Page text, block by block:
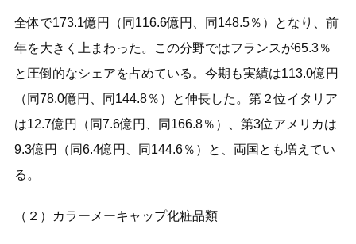
全体で173.1億円（同116.6億円、同148.5％）となり、前
年を大きく上まわった。この分野ではフランスが65.3％
と圧倒的なシェアを占めている。今期も実績は113.0億円
（同78.0億円、同144.8％）と伸長した。第２位イタリア
は12.7億円（同7.6億円、同166.8％）、第3位アメリカは
9.3億円（同6.4億円、同144.6％）と、両国とも増えてい
る。
（２）カラーメーキャップ化粧品類